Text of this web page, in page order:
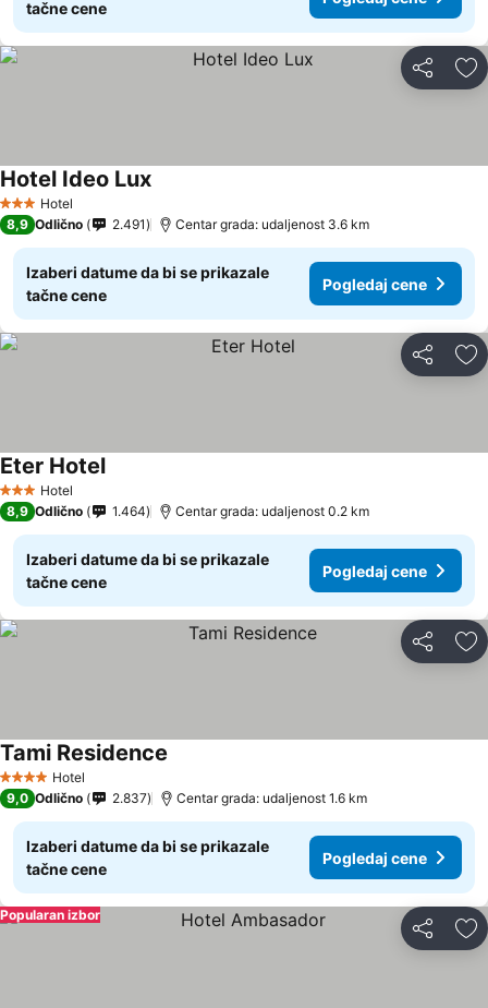
tačne cene
Deli
3 Zvezdice
Hotel
Hotel Ideo LuxPogledaj cene
8,9 Odlično 2.491 Centar grada: udaljenost 3.6 km
Izaberi datume da bi se prikazale
tačne cene
Pogledaj cene
Deli
3 Zvezdice
Hotel
Eter HotelPogledaj cene
8,9 Odlično 1.464 Centar grada: udaljenost 0.2 km
Izaberi datume da bi se prikazale
tačne cene
Pogledaj cene
Deli
4 ZvezdiceHotel
Tami Residence
9,0 Odlično 2.837 Centar grada: udaljenost 1.6 km
Izaberi datume da bi se prikazale
tačne cene
Pogledaj cene
Deli
Popularan izbor